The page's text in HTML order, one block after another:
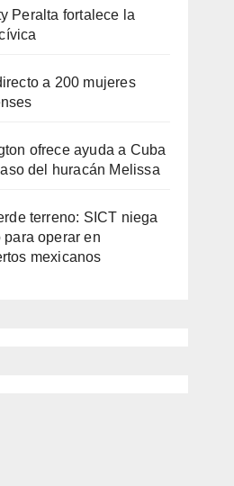
Peralta fortalece la
a 200 mujeres
ofrece ayuda a Cuba
del huracán Melissa
terreno: SICT niega
para operar en
mexicanos